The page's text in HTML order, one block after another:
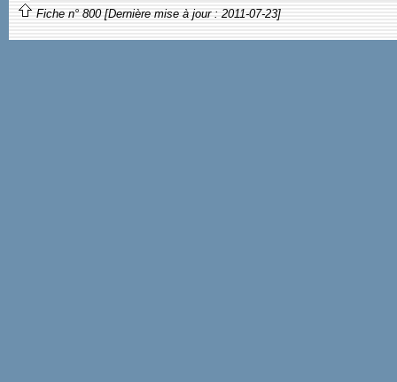
Fiche n° 800 [Dernière mise à jour : 2011-07-23]